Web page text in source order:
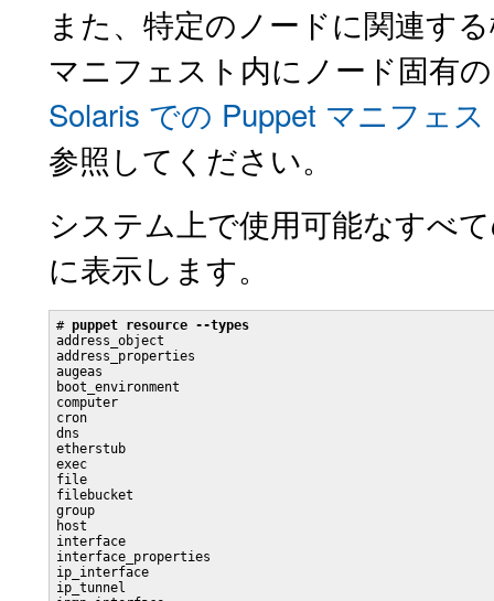
また、特定のノードに関連す
マニフェスト内にノード固有
Solaris での Puppet マニフェ
参照してください。
システム上で使用可能なすべ
に表示します。
# puppet resource --types
address_object
address_properties
augeas
boot_environment
computer
cron
dns
etherstub
exec
file
filebucket
group
host
interface
interface_properties
ip_interface
ip_tunnel